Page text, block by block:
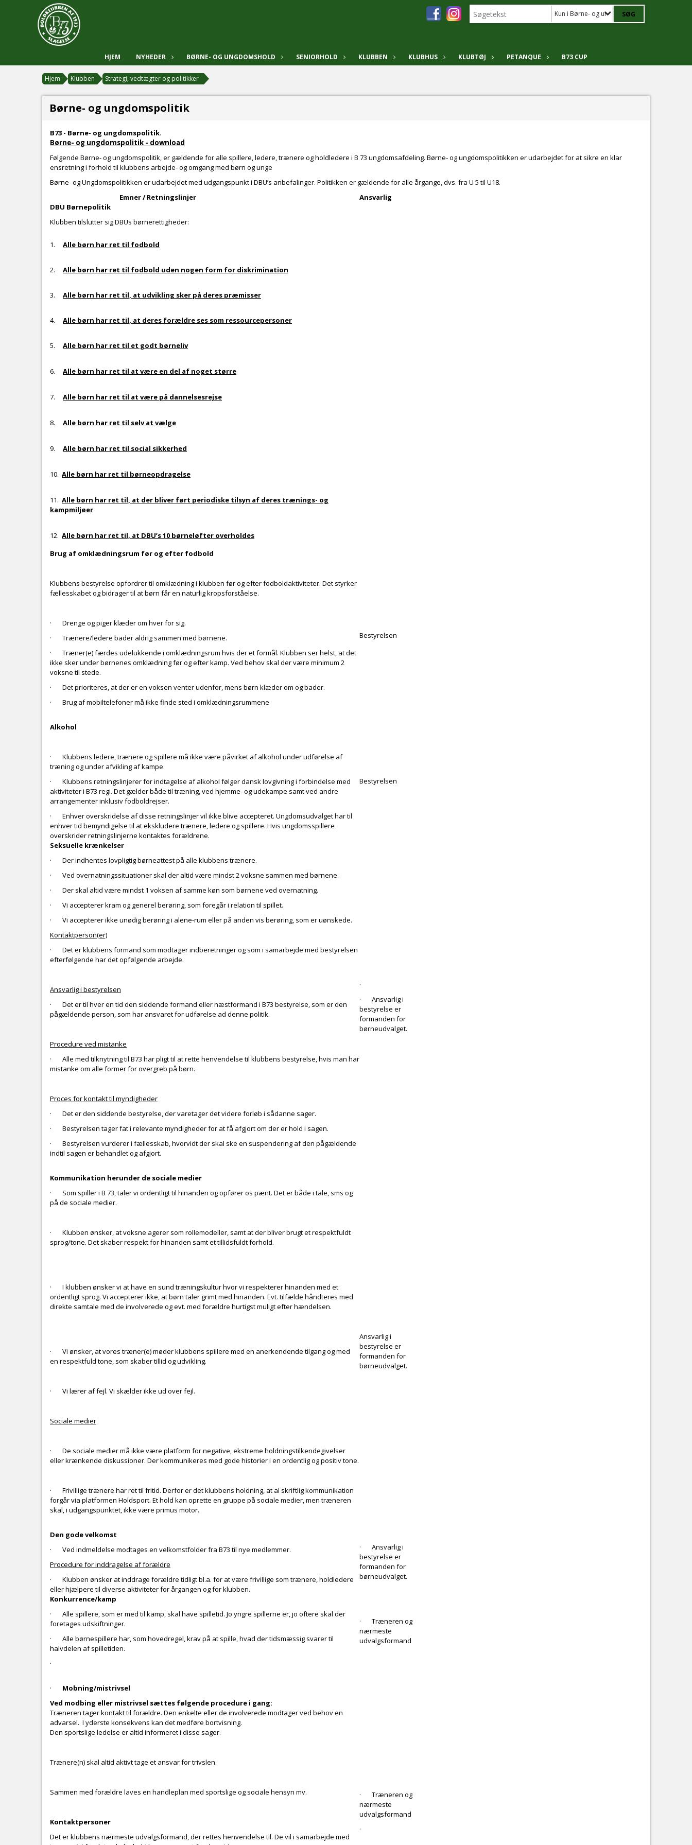
Kun i Børne- og ungdomspolitik
HJEM NYHEDER BØRNE- OG UNGDOMSHOLD SENIORHOLD KLUBBEN KLUBHUS KLUBTØJ PETANQUE B73 CUP
Hjem Klubben Strategi, vedtægter og politikker
Børne- og ungdomspolitik
B73 - Børne- og ungdomspolitik.
Børne- og ungdomspolitik - download
Følgende Børne- og ungdomspolitik, er gældende for alle spillere, ledere, trænere og holdledere i B 73 ungdomsafdeling. Børne- og ungdomspolitikken er udarbejdet for at sikre en klar
ensretning i forhold til klubbens arbejde- og omgang med børn og unge
Børne- og Ungdomspolitikken er udarbejdet med udgangspunkt i DBU’s anbefalinger. Politikken er gældende for alle årgange, dvs. fra U 5 til U18.
Emner / Retningslinjer
Ansvarlig
DBU Børnepolitik
Klubben tilslutter sig DBUs børnerettigheder:
1. Alle børn har ret til fodbold
2. Alle børn har ret til fodbold uden nogen form for diskrimination
3. Alle børn har ret til, at udvikling sker på deres præmisser
4. Alle børn har ret til, at deres forældre ses som ressourcepersoner
5. Alle børn har ret til et godt børneliv
6. Alle børn har ret til at være en del af noget større
7. Alle børn har ret til at være på dannelsesrejse
8. Alle børn har ret til selv at vælge
9. Alle børn har ret til social sikkerhed
10. Alle børn har ret til børneopdragelse
11. Alle børn har ret til, at der bliver ført periodiske tilsyn af deres trænings- og
kampmiljøer
12. Alle børn har ret til, at DBU’s 10 børneløfter overholdes
Brug af omklædningsrum før og efter fodbold
Klubbens bestyrelse opfordrer til omklædning i klubben før og efter fodboldaktiviteter. Det styrker
fællesskabet og bidrager til at børn får en naturlig kropsforståelse.
· Drenge og piger klæder om hver for sig.
· Trænere/ledere bader aldrig sammen med børnene.
· Træner(e) færdes udelukkende i omklædningsrum hvis der et formål. Klubben ser helst, at det
ikke sker under børnenes omklædning før og efter kamp. Ved behov skal der være minimum 2
voksne til stede.
· Det prioriteres, at der er en voksen venter udenfor, mens børn klæder om og bader.
· Brug af mobiltelefoner må ikke finde sted i omklædningsrummene
Bestyrelsen
Alkohol
· Klubbens ledere, trænere og spillere må ikke være påvirket af alkohol under udførelse af
træning og under afvikling af kampe.
· Klubbens retningslinjerer for indtagelse af alkohol følger dansk lovgivning i forbindelse med
aktiviteter i B73 regi. Det gælder både til træning, ved hjemme- og udekampe samt ved andre
arrangementer inklusiv fodboldrejser.
· Enhver overskridelse af disse retningslinjer vil ikke blive accepteret. Ungdomsudvalget har til
enhver tid bemyndigelse til at ekskludere trænere, ledere og spillere. Hvis ungdomsspillere
overskrider retningslinjerne kontaktes forældrene.
Bestyrelsen
Seksuelle krænkelser
· Der indhentes lovpligtig børneattest på alle klubbens trænere.
· Ved overnatningssituationer skal der altid være mindst 2 voksne sammen med børnene.
· Der skal altid være mindst 1 voksen af samme køn som børnene ved overnatning.
· Vi accepterer kram og generel berøring, som foregår i relation til spillet.
· Vi accepterer ikke unødig berøring i alene-rum eller på anden vis berøring, som er uønskede.
Kontaktperson(er)
· Det er klubbens formand som modtager indberetninger og som i samarbejde med bestyrelsen
efterfølgende har det opfølgende arbejde.
Ansvarlig i bestyrelsen
· Det er til hver en tid den siddende formand eller næstformand i B73 bestyrelse, som er den
pågældende person, som har ansvaret for udførelse ad denne politik.
Procedure ved mistanke
· Alle med tilknytning til B73 har pligt til at rette henvendelse til klubbens bestyrelse, hvis man har
mistanke om alle former for overgreb på børn.
Proces for kontakt til myndigheder
· Det er den siddende bestyrelse, der varetager det videre forløb i sådanne sager.
· Bestyrelsen tager fat i relevante myndigheder for at få afgjort om der er hold i sagen.
· Bestyrelsen vurderer i fællesskab, hvorvidt der skal ske en suspendering af den pågældende
indtil sagen er behandlet og afgjort.
·
· Ansvarlig i
bestyrelse er
formanden for
børneudvalget.
Kommunikation herunder de sociale medier
· Som spiller i B 73, taler vi ordentligt til hinanden og opfører os pænt. Det er både i tale, sms og
på de sociale medier.
· Klubben ønsker, at voksne agerer som rollemodeller, samt at der bliver brugt et respektfuldt
sprog/tone. Det skaber respekt for hinanden samt et tillidsfuldt forhold.
· I klubben ønsker vi at have en sund træningskultur hvor vi respekterer hinanden med et
ordentligt sprog. Vi accepterer ikke, at børn taler grimt med hinanden. Evt. tilfælde håndteres med
direkte samtale med de involverede og evt. med forældre hurtigst muligt efter hændelsen.
· Vi ønsker, at vores træner(e) møder klubbens spillere med en anerkendende tilgang og med
en respektfuld tone, som skaber tillid og udvikling.
· Vi lærer af fejl. Vi skælder ikke ud over fejl.
Sociale medier
· De sociale medier må ikke være platform for negative, ekstreme holdningstilkendegivelser
eller krænkende diskussioner. Der kommunikeres med gode historier i en ordentlig og positiv tone.
· Frivillige trænere har ret til fritid. Derfor er det klubbens holdning, at al skriftlig kommunikation
forgår via platformen Holdsport. Et hold kan oprette en gruppe på sociale medier, men træneren
skal, i udgangspunktet, ikke være primus motor.
Ansvarlig i
bestyrelse er
formanden for
børneudvalget.
Den gode velkomst
· Ved indmeldelse modtages en velkomstfolder fra B73 til nye medlemmer.
Procedure for inddragelse af forældre
· Klubben ønsker at inddrage forældre tidligt bl.a. for at være frivillige som trænere, holdledere
eller hjælpere til diverse aktiviteter for årgangen og for klubben.
· Ansvarlig i
bestyrelse er
formanden for
børneudvalget.
Konkurrence/kamp
· Alle spillere, som er med til kamp, skal have spilletid. Jo yngre spillerne er, jo oftere skal der
foretages udskiftninger.
· Alle børnespillere har, som hovedregel, krav på at spille, hvad der tidsmæssig svarer til
halvdelen af spilletiden.
·
· Træneren og
nærmeste
udvalgsformand
· Mobning/mistrivsel
Ved modbing eller mistrivsel sættes følgende procedure i gang:
Træneren tager kontakt til forældre. Den enkelte eller de involverede modtager ved behov en
advarsel. I yderste konsekvens kan det medføre bortvisning.
Den sportslige ledelse er altid informeret i disse sager.
Trænere(n) skal altid aktivt tage et ansvar for trivslen.
Sammen med forældre laves en handleplan med sportslige og sociale hensyn mv.
Kontaktpersoner
Det er klubbens nærmeste udvalgsformand, der rettes henvendelse til. De vil i samarbejde med
· Træneren og
nærmeste
udvalgsformand
·